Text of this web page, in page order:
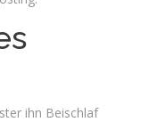
ihn Beischlaf